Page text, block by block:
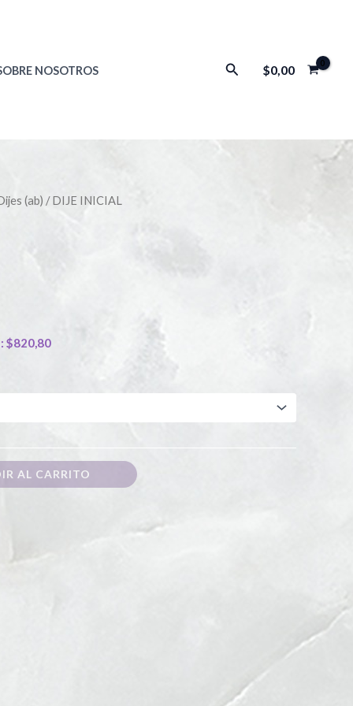
NOSOTROS Buscar
$0,00
(ab) / DIJE INICIAL
$820,80
AL CARRITO